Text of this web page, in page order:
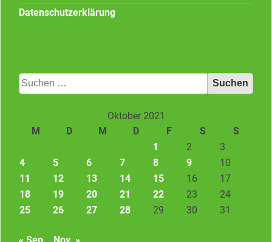
Datenschutzerklärung
Suchen
nach:
Oktober 2021
M
D M D F S
S
1
2
3
4
5 6 7 8 9
10
11
12 13 14 15 16
17
18
19 20 21 22 23
24
25
26 27 28 29 30 31